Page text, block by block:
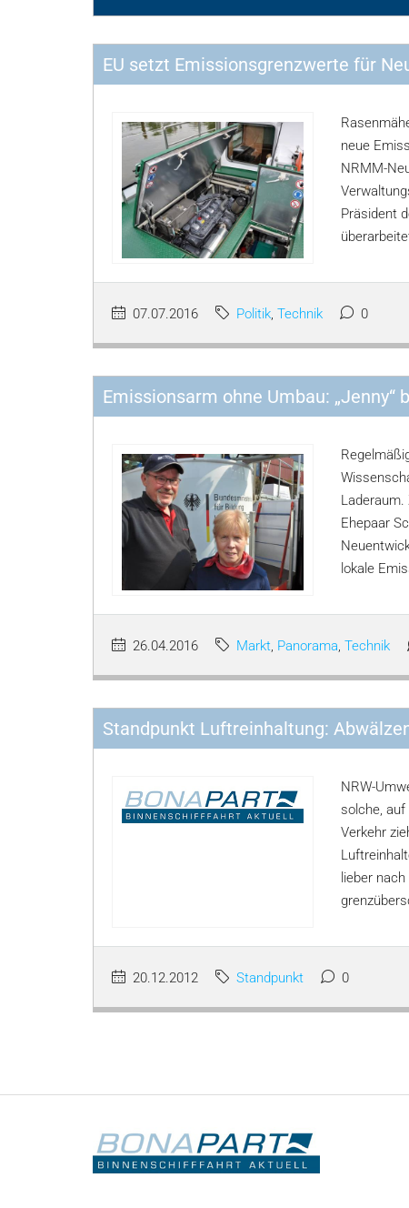
EU setzt Emissionsgrenzwerte für
neue
NRMM-
Präsident
07.07.2016 Politik, Technik 0
Emissionsarm ohne Umbau:
Laderaum.
Ehepaar
lokale
26.04.2016 Markt, Panorama, Technik
Standpunkt Luftreinhaltung:
NRW-
solche,
Verkehr
lieber
20.12.2012 Standpunkt 0